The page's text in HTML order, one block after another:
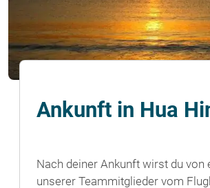
Ankunft in Hua
Nach deiner Ankunft wirst du von
unserer Teammitglieder vom